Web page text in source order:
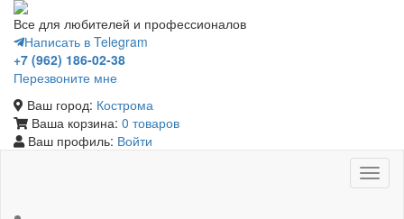
Все для любителей и профессионалов
Написать в Telegram
+7 (962) 186-02-38
Перезвоните мне
Ваш город: Кострома
Ваша корзина: 0 товаров
Ваш профиль: Войти